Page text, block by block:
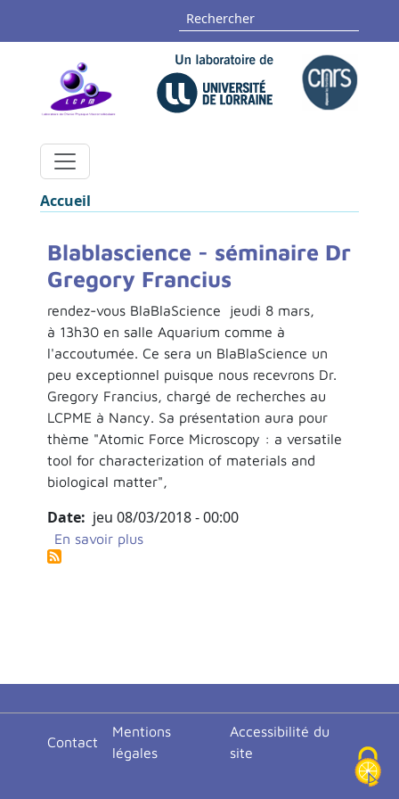
Aller au contenu principalRechercher
Fil d'Ariane
Accueil
Blablascience - séminaire Dr
Gregory Francius
rendez-vous BlaBlaScience jeudi 8 mars,
à 13h30 en salle Aquarium comme à
l'accoutumée. Ce sera un BlaBlaScience un
peu exceptionnel puisque nous recevrons Dr.
Gregory Francius, chargé de recherches au
LCPME à Nancy. Sa présentation aura pour
thème "Atomic Force Microscopy : a versatile
tool for characterization of materials and
biological matter",
Date jeu 08/03/2018 - 00:00
En savoir plussur Blablascience - séminaire Dr
Contact
Mentions
légales
Accessibilité du
site
Panneau de gestion des cookies